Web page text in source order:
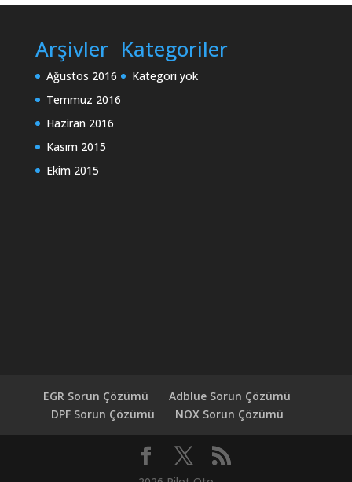
Arşivler
Ağustos 2016
Temmuz 2016
Haziran 2016
Kasım 2015
Ekim 2015
Kategoriler
Kategori yok
EGR Sorun Çözümü
Adblue Sorun Çözümü
DPF Sorun Çözümü
NOX Sorun Çözümü